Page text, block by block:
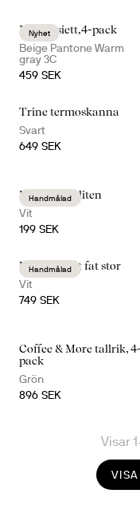
Nyhet
Inka assiett,4-pack
Beige Pantone Warm
gray 3C
459 SEK
Trine termoskanna
Svart
649 SEK
Handmålad
Dagny skål liten
Vit
199 SEK
Handmålad
Dagny djupt fat stor
Vit
749 SEK
Coffee & More tallrik, 4-
pack
Grön
896 SEK
Visar
VISA